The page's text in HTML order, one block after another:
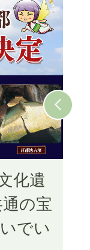
化遺
の宝
でい